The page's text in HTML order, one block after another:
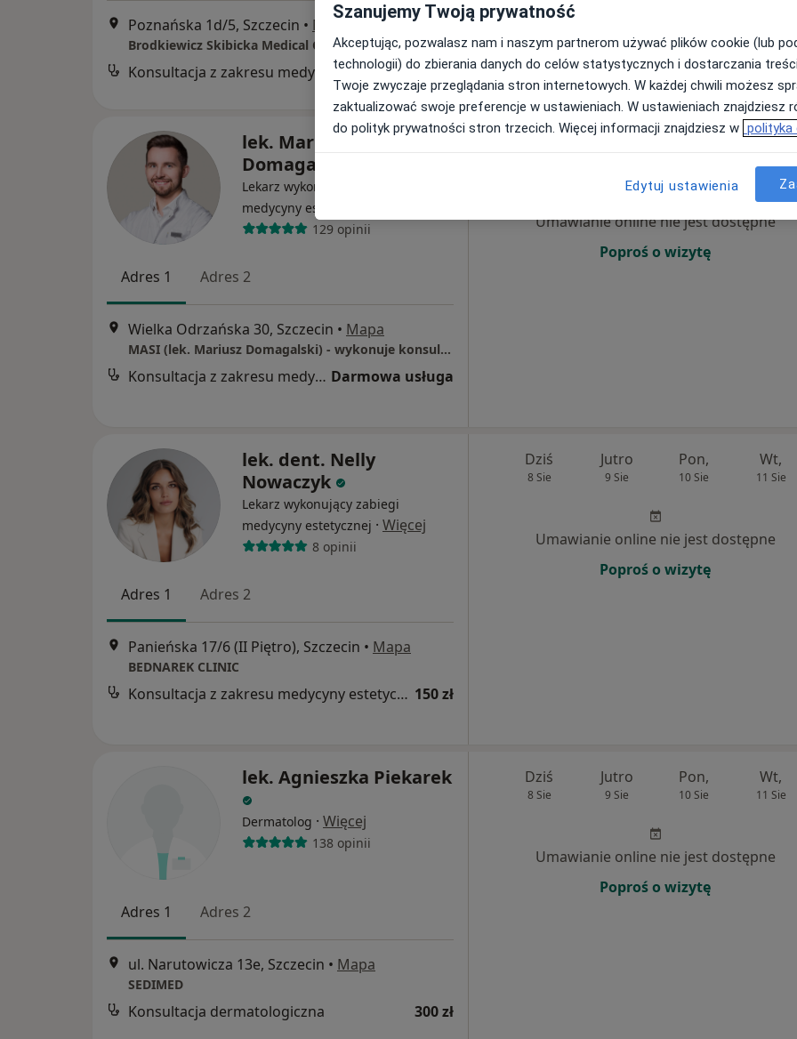
Poznańska 1d/5, Szczecin • Mapa
Brodkiewicz Skibicka Medical Center
Konsultacja z zakresu medycyny estetycznej 250 zł
lek. Mariusz
Domagalski
Lekarz wykonujący zabiegi
medycyny estetycznej
129 opinii
Adres 1 Adres 2
Wielka Odrzańska 30, Szczecin • Mapa
MASI (lek. Mariusz Domagalski) - wykonuje konsultacje i zabiegi medycyny estetycznej
Konsultacja z zakresu medycyny estetycznej Darmowa usługa
Pon, Wt,
Umawianie online nie jest dostępne
Poproś o wizytę
lek. dent. Nelly
Nowaczyk
Lekarz wykonujący zabiegi
medycyny estetycznej · Więcej
8 opinii
Adres 1 Adres 2
Panieńska 17/6 (II Piętro), Szczecin • Mapa
BEDNAREK CLINIC
Konsultacja z zakresu medycyny estetycznej 150 zł
Dziś
8 Sie
Jutro
9 Sie
Pon,
10 Sie
Wt,
11 Sie
Umawianie online nie jest dostępne
Poproś o wizytę
lek. Agnieszka Piekarek
Dermatolog · Więcej
138 opinii
Adres 1 Adres 2
ul. Narutowicza 13e, Szczecin • Mapa
SEDIMED
Konsultacja dermatologiczna 300 zł
Dziś
8 Sie
Jutro
9 Sie
Pon,
10 Sie
Wt,
11 Sie
Umawianie online nie jest dostępne
Poproś o wizytę
Szanujemy Twoją prywatność
Akceptując, pozwalasz nam i naszym partnerom używać plików cookie (lub
technologii) do zbierania danych do celów statystycznych i dostarczania
Twoje zwyczaje przeglądania stron internetowych. W każdej chwili możesz
zaktualizować swoje preferencje w ustawieniach. W ustawieniach znajdziesz
do polityk prywatności stron trzecich. Więcej informacji znajdziesz w polityka
Edytuj ustawienia